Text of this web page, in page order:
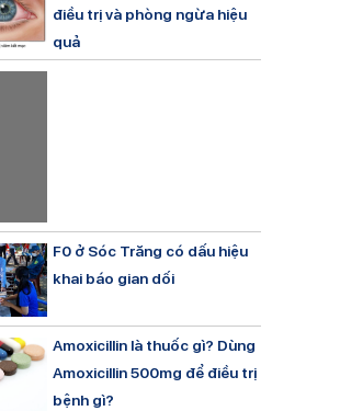
điều trị và phòng ngừa hiệu
quả
F0 ở Sóc Trăng có dấu hiệu
khai báo gian dối
Amoxicillin là thuốc gì? Dùng
Amoxicillin 500mg để điều trị
bệnh gì?